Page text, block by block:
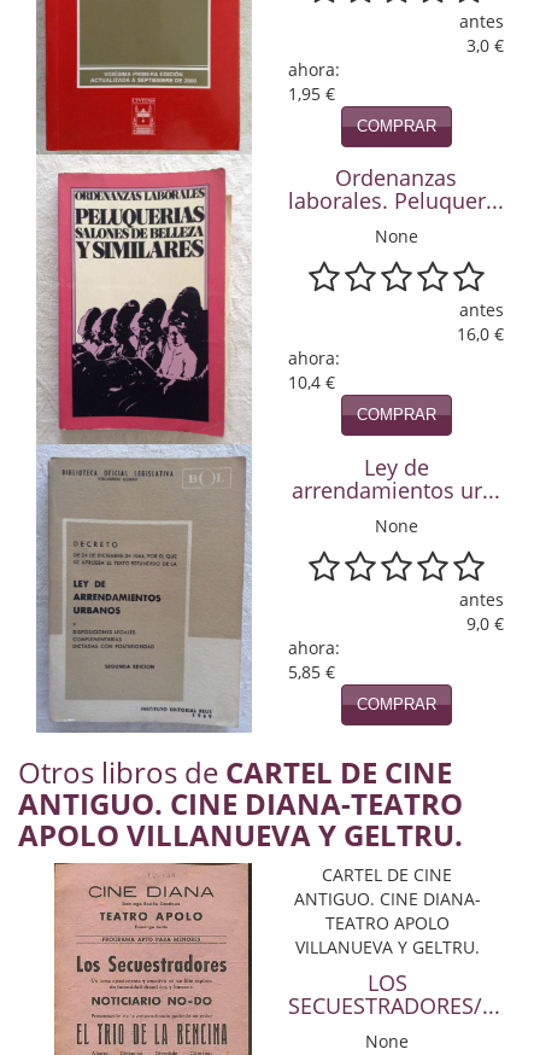
Literatura hispanoamericana
Mafia y espionaje
Matemáticas
Medicina
Música
Naturaleza
Novela Extranjera
Novela fantástica
Novela histórica
Novela negra
Novela romántica
Otros idiomas
Papás, Mamás, bebés...
Papás, Mamás, Bebés...
Papás, Mamás, Bebés…
Poesía
Política
Psicología. Educación
Religión
Revistas
antes
3,0 €
ahora:
1,95 €
COMPRAR
Ordenanzas
laborales. Peluquer...
None
antes
16,0 €
ahora:
10,4 €
COMPRAR
Ley de
arrendamientos ur...
None
antes
9,0 €
ahora:
5,85 €
COMPRAR
Otros libros de CARTEL DE CINE
ANTIGUO. CINE DIANA-TEATRO
APOLO VILLANUEVA Y GELTRU.
CARTEL DE CINE
ANTIGUO. CINE DIANA-
TEATRO APOLO
VILLANUEVA Y GELTRU.
LOS
SECUESTRADORES/...
None